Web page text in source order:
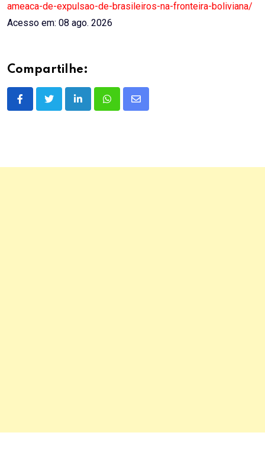
ameaca-de-expulsao-de-brasileiros-na-fronteira-boliviana/
Acesso em: 08 ago. 2026
Compartilhe:
LinkedInWhatsappShare